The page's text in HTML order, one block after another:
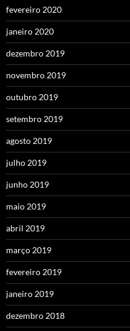
fevereiro 2020
janeiro 2020
dezembro 2019
novembro 2019
outubro 2019
setembro 2019
agosto 2019
julho 2019
junho 2019
maio 2019
abril 2019
março 2019
fevereiro 2019
janeiro 2019
dezembro 2018